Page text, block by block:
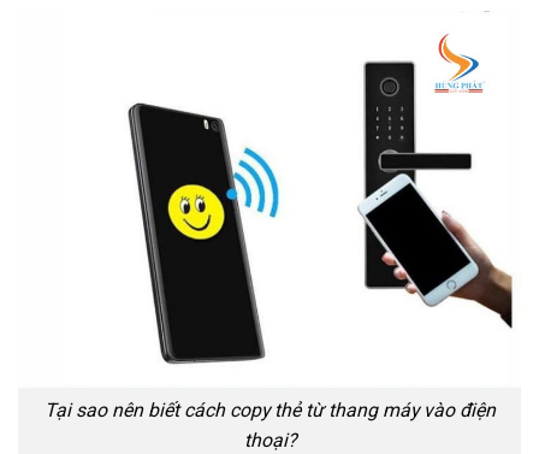
Tại sao nên biết cách copy thẻ từ thang máy vào điện
thoại?